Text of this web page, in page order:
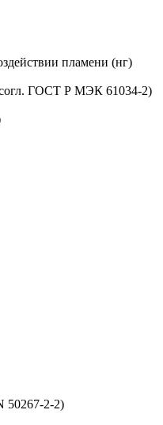
пламени (нг)
ГОСТ Р МЭК 61034-2)
50267-2-2)